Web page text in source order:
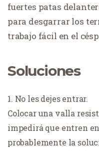
fuertes patas
para desgarrar los
trabajo fácil en el
Soluciones
No les dejes entrar.
Colocar una valla
impedirá que entren
probablemente la